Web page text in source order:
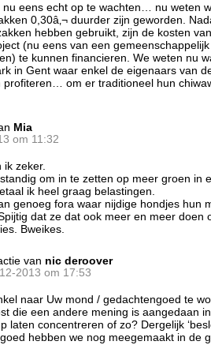
nu eens echt op te wachten… nu weten
0,30â‚¬ duurder zijn geworden.
hebben gebruikt, zijn de kosten
(nu eens van een
te kunnen financieren. We weten nu
in Gent waar enkel de eigenaars van
profiteren… om er traditioneel hun
Mia
om 11:32
zeker.
om in te zetten op meer groen in
ik heel graag belastingen.
genoeg fora waar nijdige hondjes hun
dat ze dat ook meer en meer doen
Bweikes.
van nic deroover
2013 om 17:53
naar Uw mond / gedachtengoed te
die een andere mening is aangedaan
laten concentreren of zo? Dergelijk
hebben we nog meegemaakt in de